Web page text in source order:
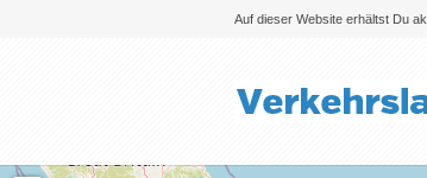
Auf dieser Website erhältst Du